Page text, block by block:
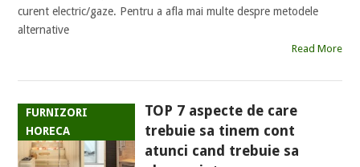
curent electric/gaze. Pentru a afla mai multe despre metodele
alternative
Read More
FURNIZORI
HORECA
TOP 7 aspecte de care
trebuie sa tinem cont
atunci cand trebuie sa